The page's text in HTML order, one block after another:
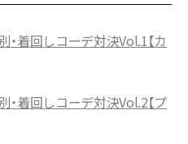
着回しコーデ対決Vol.1【カ
着回しコーデ対決Vol.2【プ